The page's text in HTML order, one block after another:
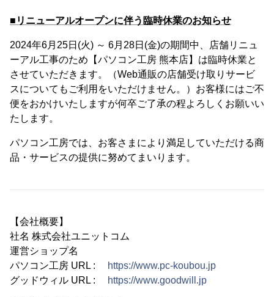
■リニューアルオープンに伴う臨時休業のお知らせ
2024年6月25日(火) ～ 6月28日(金)の期間中、店舗リニュ
ーアル工事のため【パソコン工房 熊本店】は臨時休業と
させていただきます。（Web通販の店舗受け取りサービ
スについてもご利用をいただけません。）お客様にはご不
便をおかけいたしますが何卒ご了承の程よろしくお願いい
たします。
パソコン工房では、お客さまにより満足していただける商
品・サービスの提供に努めてまいります。
【会社概要】
社名 株式会社ユニットコム
運営ショップ名
パソコン工房 URL :
https://www.pc-koubou.jp
グッドウィル URL :
https://www.goodwill.jp